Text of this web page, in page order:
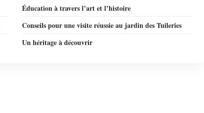
Éducation à travers l’art et l’histoire
Conseils pour une visite réussie au jardin des Tuileries
Un héritage à découvrir